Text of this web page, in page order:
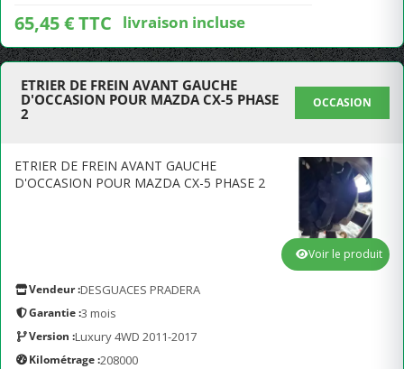
65,45 € TTC livraison incluse
ETRIER DE FREIN AVANT GAUCHE
D'OCCASION POUR MAZDA CX-5 PHASE
2
OCCASION
ETRIER DE FREIN AVANT GAUCHE
D'OCCASION POUR MAZDA CX-5 PHASE 2
Vendeur :DESGUACES PRADERA
Garantie :3 mois
Version :Luxury 4WD 2011-2017
Kilométrage :208000
Voir le produit